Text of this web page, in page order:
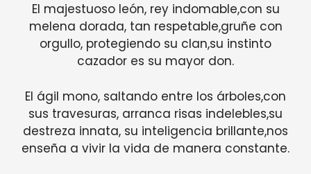
El majestuoso león, rey indomable,con su
melena dorada, tan respetable,gruñe con
orgullo, protegiendo su clan,su instinto
cazador es su mayor don.
El ágil mono, saltando entre los árboles,con
sus travesuras, arranca risas indelebles,su
destreza innata, su inteligencia brillante,nos
enseña a vivir la vida de manera constante.